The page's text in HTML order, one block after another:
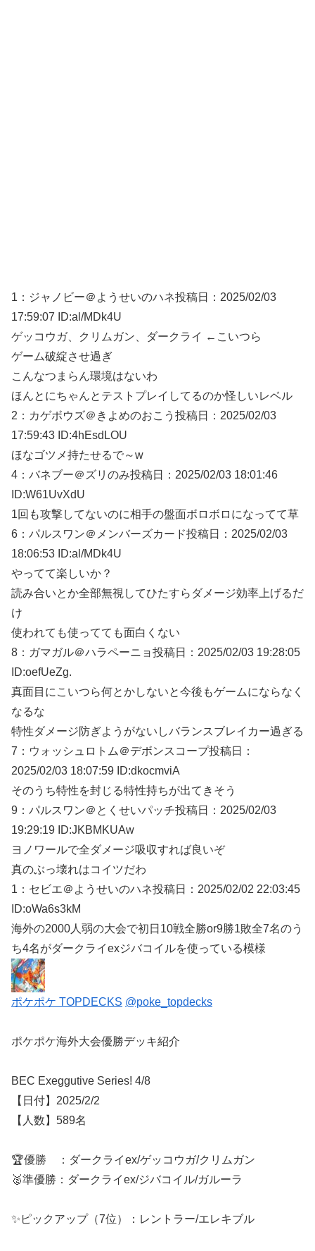
1： ジャノビー＠ようせいのハネ投稿日：2025/02/03
17:59:07 ID:al/MDk4U
ゲッコウガ、クリムガン、ダークライ ←こいつら
ゲーム破綻させ過ぎ
こんなつまらん環境はないわ
ほんとにちゃんとテストプレイしてるのか怪しいレベル
2： カゲボウズ＠きよめのおこう 投稿日：2025/02/03
17:59:43 ID:4hEsdLOU
ほなゴツメ持たせるで～w
4： バネブー＠ズリのみ投稿日：2025/02/03 18:01:46
ID:W61UvXdU
1回も攻撃してないのに相手の盤面ボロボロになってて草
6： パルスワン＠メンバーズカード投稿日：2025/02/03
18:06:53 ID:al/MDk4U
やってて楽しいか？
読み合いとか全部無視してひたすらダメージ効率上げるだ
け
使われても使ってても面白くない
8： ガマガル＠ハラペーニョ投稿日：2025/02/03 19:28:05
ID:oefUeZg.
真面目にこいつら何とかしないと今後もゲームにならなく
なるな
特性ダメージ防ぎようがないしバランスブレイカー過ぎる
7： ウォッシュロトム＠デボンスコープ投稿日：
2025/02/03 18:07:59 ID:dkocmviA
そのうち特性を封じる特性持ちが出てきそう
9： パルスワン＠とくせいパッチ投稿日：2025/02/03
19:29:19 ID:JKBMKUAw
ヨノワールで全ダメージ吸収すれば良いぞ
真のぶっ壊れはコイツだわ
1： セビエ＠ようせいのハネ投稿日：2025/02/02 22:03:45
ID:oWa6s3kM
海外の2000人弱の大会で初日10戦全勝or9勝1敗全7名のう
ち4名がダークライexジバコイルを使っている模様
ポケポケ TOPDECKS @poke_topdecks
ポケポケ海外大会優勝デッキ紹介
BEC Exeggutive Series! 4/8
【日付】2025/2/2
【人数】589名
🏆優勝 ：ダークライex/ゲッコウガ/クリムガン
🥈準優勝：ダークライex/ジバコイル/ガルーラ
✨ピックアップ（7位）：レントラー/エレキブル